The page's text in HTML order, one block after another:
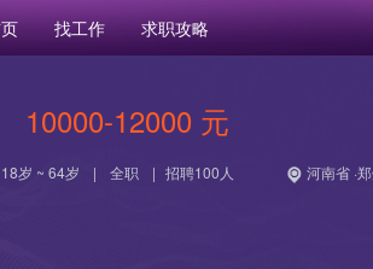
找工作 求职攻略
10000-12000 元
18岁 ~ 64岁 | 全职 | 招聘100人 河南省 ·